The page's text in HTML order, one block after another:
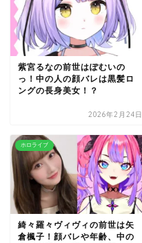
紫宮るなの前世はぽむいの
っ！中の人の顔バレは黒髪ロ
ングの長身美女！？
2026年2月24日
ホロライブ
綺々羅々ヴィヴィの前世は矢
倉楓子！顔バレや年齢、中の